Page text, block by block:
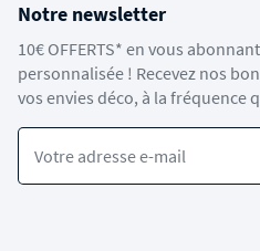
Notre newsletter
10€ OFFERTS* en vous
personnalisée ! Recevez nos
vos envies déco, à la fréquence
Votre adresse e-mail